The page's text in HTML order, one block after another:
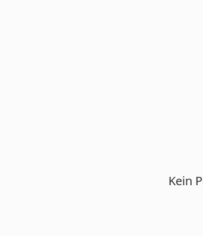
Kein